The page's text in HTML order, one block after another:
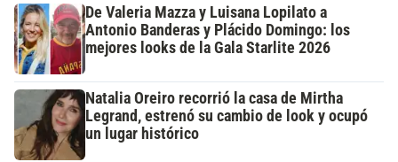
De Valeria Mazza y Luisana Lopilato a
Antonio Banderas y Plácido Domingo: los
mejores looks de la Gala Starlite 2026
Natalia Oreiro recorrió la casa de Mirtha
Legrand, estrenó su cambio de look y ocupó
un lugar histórico